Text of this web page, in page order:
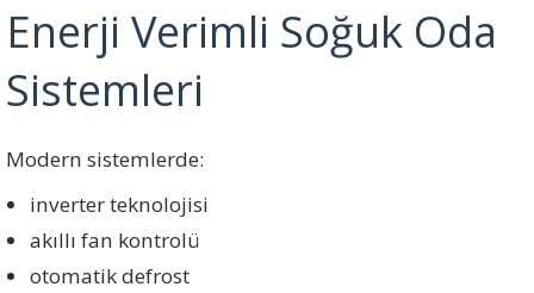
Enerji Verimli Soğuk Oda
Sistemleri
Modern sistemlerde:
inverter teknolojisi
akıllı fan kontrolü
otomatik defrost